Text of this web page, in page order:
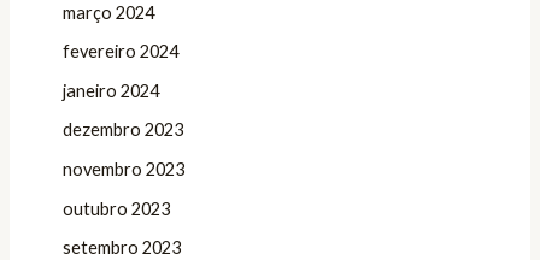
março 2024
fevereiro 2024
janeiro 2024
dezembro 2023
novembro 2023
outubro 2023
setembro 2023